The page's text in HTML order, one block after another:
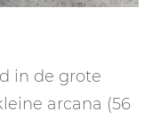
in de grote
arcana (56